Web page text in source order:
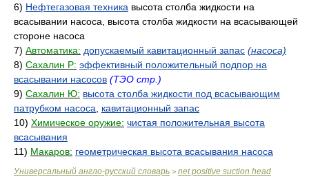
6) Нефтегазовая техника высота столба жидкости на
всасывании насоса, высота столба жидкости на всасывающей
стороне насоса
7) Автоматика: допускаемый кавитационный запас (насоса)
8) Сахалин Р: эффективный положительный подпор на
всасывании насосов (ТЭО стр.)
9) Сахалин Ю: высота столба жидкости под всасывающим
патрубком насоса
кавитационный запас
10) Химическое оружие: чистая положительная высота
всасывания
11) Макаров: геометрическая высота всасывания насоса
Универсальный англо-русский словарь > net positive suction head